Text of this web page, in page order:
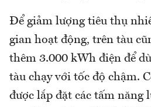
Để giảm lượng tiêu thụ
gian hoạt động, trên tàu
thêm 3.000 kWh điện để
tàu chạy với tốc độ chậm.
được lắp đặt các tấm năng